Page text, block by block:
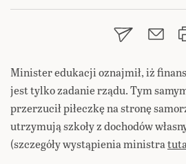
Minister edukacji oznajmił, iż
jest tylko zadanie rządu. Tym
przerzucił piłeczkę na stronę
utrzymują szkoły z dochodów
(szczegóły wystąpienia ministra